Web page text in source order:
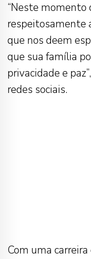
“Neste momento
respeitosamente
que nos deem
que sua família
privacidade e
redes sociais.
Com uma